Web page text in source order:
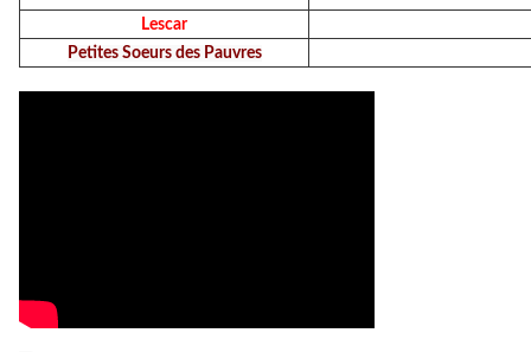
Lescar
Petites Soeurs des Pauvres